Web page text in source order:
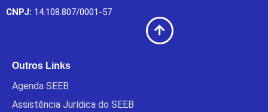
CNPJ: 14.108.807/0001-57
Outros Links
Agenda SEEB
Assistência Jurídica do SEEB